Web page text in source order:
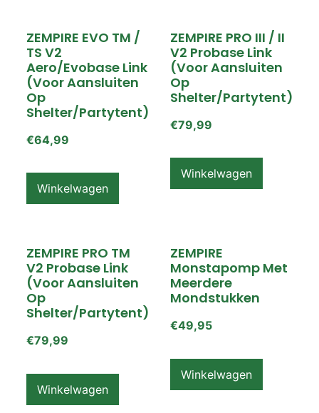
ZEMPIRE EVO TM /
TS V2
Aero/Evobase Link
(voor Aansluiten
Op
Shelter/partytent)
€64,99
Winkelwagen
ZEMPIRE PRO III / II
V2 Probase Link
(voor Aansluiten
Op
Shelter/partytent)
€79,99
Winkelwagen
ZEMPIRE PRO TM
V2 Probase Link
(voor Aansluiten
Op
Shelter/partytent)
€79,99
Winkelwagen
ZEMPIRE
Monstapomp Met
Meerdere
Mondstukken
€49,95
Winkelwagen